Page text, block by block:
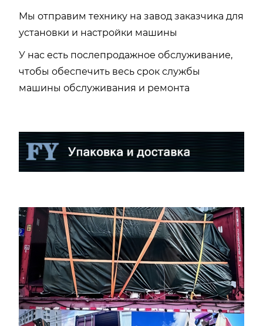
Мы отправим технику на завод заказчика для
установки и настройки машины
У нас есть послепродажное обслуживание,
чтобы обеспечить весь срок службы
машины обслуживания и ремонта